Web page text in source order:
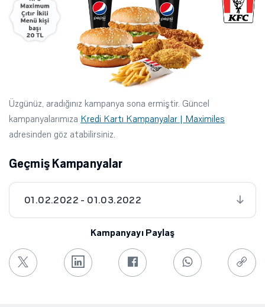
Üzgünüz, aradığınız kampanya sona ermiştir. Güncel
kampanyalarımıza Kredi Kartı Kampanyalar | Maximiles
adresinden göz atabilirsiniz.
Geçmiş Kampanyalar
01.02.2022 - 01.03.2022
Kampanyayı Paylaş